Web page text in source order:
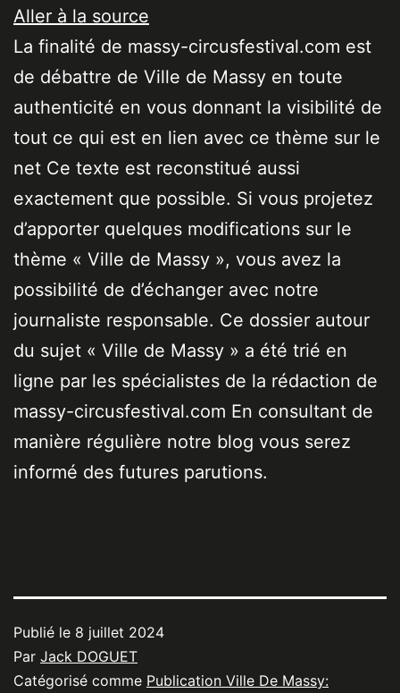
Aller à la source
La finalité de massy-circusfestival.com est
de débattre de Ville de Massy en toute
authenticité en vous donnant la visibilité de
tout ce qui est en lien avec ce thème sur le
net Ce texte est reconstitué aussi
exactement que possible. Si vous projetez
d’apporter quelques modifications sur le
thème « Ville de Massy », vous avez la
possibilité de d’échanger avec notre
journaliste responsable. Ce dossier autour
du sujet « Ville de Massy » a été trié en
ligne par les spécialistes de la rédaction de
massy-circusfestival.com En consultant de
manière régulière notre blog vous serez
informé des futures parutions.
Publié le 8 juillet 2024
Par Jack DOGUET
Catégorisé comme Publication Ville De Massy: